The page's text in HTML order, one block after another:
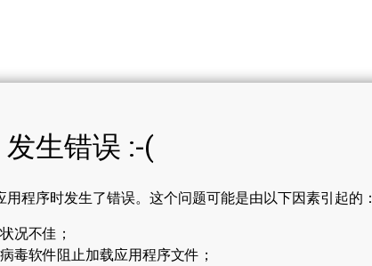
生错误 :-(
用程序时发生了错误。这个问题可能是由以下因素引起的：
况不佳；
毒软件阻止加载应用程序文件；